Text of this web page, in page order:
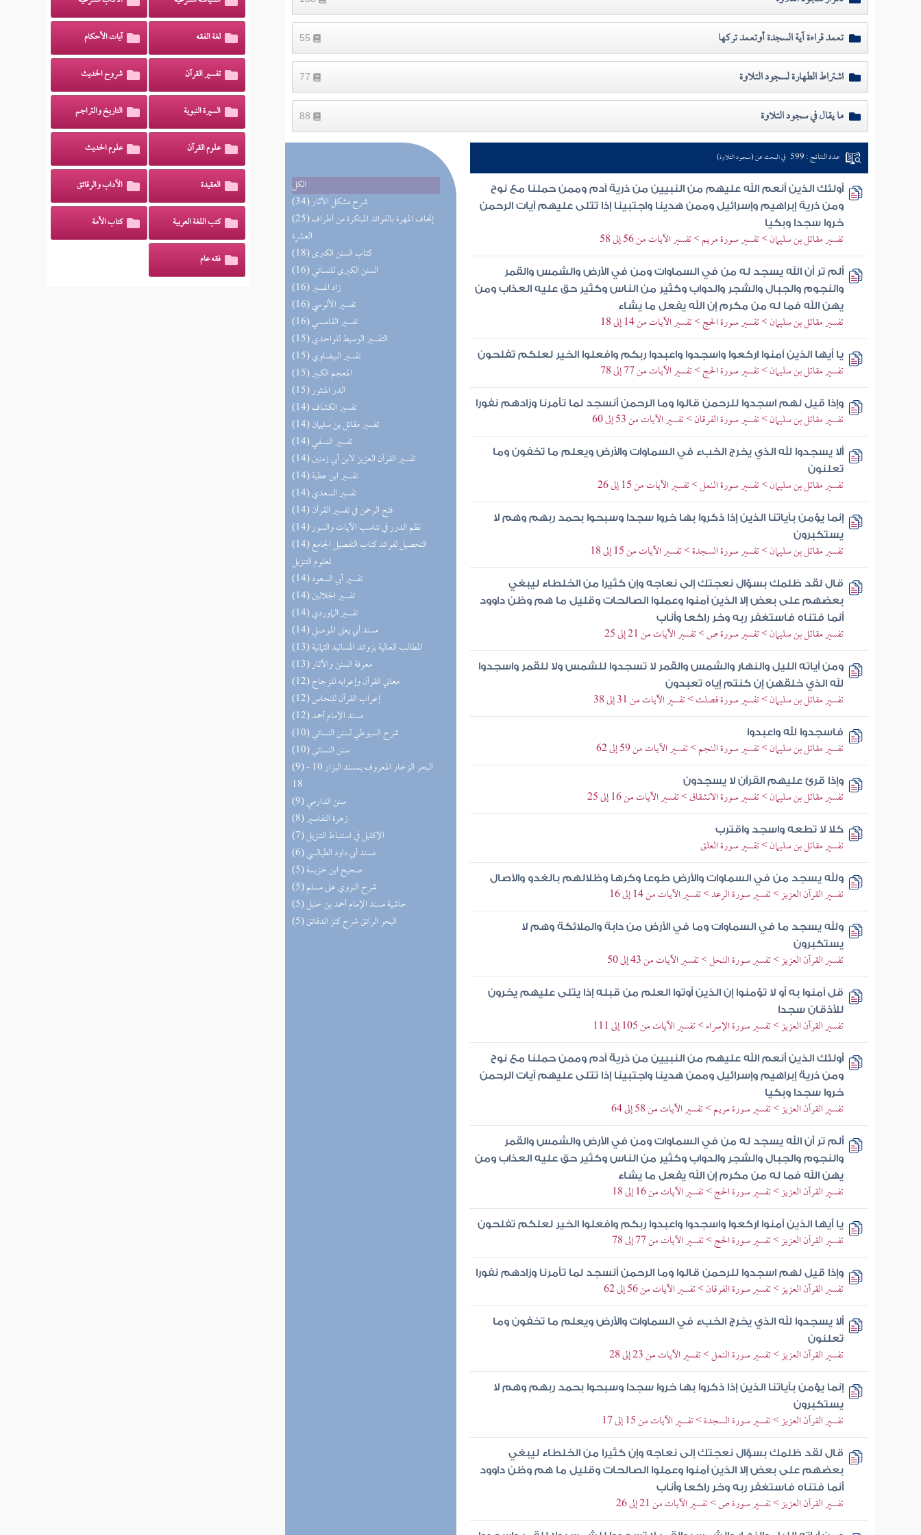
تعمد قراءة آية السجدة أوتعمد تركها
اشتراط الطهارة لسجود التلاوة
ما يقال في سجود التلاوة
الكل
(34) شرح مشكل الآثار
(25) إتحاف المهرة بالفوائد المبتكرة من أطراف
العشرة
(18) كتاب السنن الكبرى
(16) السنن الكبرى للنسائي
(16) زاد المسير
(16) تفسير الألوسي
(16) تفسير القاسمي
(15) التفسير الوسيط للواحدي
(15) تفسير البيضاوي
(15) المعجم الكبير
(15) الدر المنثور
(14) تفسير الكشاف
(14) تفسير مقاتل بن سليمان
(14) تفسير النسفي
(14) تفسير القرآن العزيز لابن أبي زمنين
(14) تفسير ابن عطية
(14) تفسير السعدي
(14) فتح الرحمن في تفسير القرآن
(14) نظم الدرر في تناسب الآيات والسور
(14) التحصيل لفوائد كتاب التفصيل الجامع
لعلوم التنزيل
(14) تفسير أبي السعود
(14) تفسير الجلالين
(14) تفسير الماوردي
(14) مسند أبي يعلى الموصلي
(13) المطالب العالية بزوائد المسانيد الثمانية
(13) معرفة السنن والآثار
(12) معاني القرآن وإعرابه للزجاج
(12) إعراب القرآن للنحاس
(12) مسند الإمام أحمد
(10) شرح السيوطي لسنن النسائي
(10) سنن النسائي
(9) البحر الزخار المعروف بمسند البزار 10 -
18
(9) سنن الدارمي
(8) زهرة التفاسير
(7) الإكليل في استنباط التنزيل
(6) مسند أبي داود الطيالسي
(5) صحيح ابن خزيمة
(5) شرح النووي على مسلم
(5) حاشية مسند الإمام أحمد بن حنبل
(5) البحر الرائق شرح كنز الدقائق
عدد النتائج : 599 في البحث عن (سجود التلاوة)
أولئك الذين أنعم الله عليهم من النبيين من ذرية آدم وممن حملنا مع نوح
ومن ذرية إبراهيم وإسرائيل وممن هدينا واجتبينا إذا تتلى عليهم آيات الرحمن
خروا سجدا وبكيا
تفسير مقاتل بن سليمان > تفسير سورة مريم > تفسير الآيات من 56 إلى 58
ألم تر أن الله يسجد له من في السماوات ومن في الأرض والشمس والقمر
والنجوم والجبال والشجر والدواب وكثير من الناس وكثير حق عليه العذاب ومن
يهن الله فما له من مكرم إن الله يفعل ما يشاء
تفسير مقاتل بن سليمان > تفسير سورة الحج > تفسير الآيات من 14 إلى 18
يا أيها الذين آمنوا اركعوا واسجدوا واعبدوا ربكم وافعلوا الخير لعلكم تفلحون
تفسير مقاتل بن سليمان > تفسير سورة الحج > تفسير الآيات من 77 إلى 78
وإذا قيل لهم اسجدوا للرحمن قالوا وما الرحمن أنسجد لما تأمرنا وزادهم نفورا
تفسير مقاتل بن سليمان > تفسير سورة الفرقان > تفسير الآيات من 53 إلى 60
ألا يسجدوا لله الذي يخرج الخبء في السماوات والأرض ويعلم ما تخفون وما
تعلنون
تفسير مقاتل بن سليمان > تفسير سورة النمل > تفسير الآيات من 15 إلى 26
إنما يؤمن بآياتنا الذين إذا ذكروا بها خروا سجدا وسبحوا بحمد ربهم وهم لا
يستكبرون
تفسير مقاتل بن سليمان > تفسير سورة السجدة > تفسير الآيات من 15 إلى 18
قال لقد ظلمك بسؤال نعجتك إلى نعاجه وإن كثيرا من الخلطاء ليبغي
بعضهم على بعض إلا الذين آمنوا وعملوا الصالحات وقليل ما هم وظن داوود
أنما فتناه فاستغفر ربه وخر راكعا وأناب
تفسير مقاتل بن سليمان > تفسير سورة ص > تفسير الآيات من 21 إلى 25
ومن آياته الليل والنهار والشمس والقمر لا تسجدوا للشمس ولا للقمر واسجدوا
لله الذي خلقهن إن كنتم إياه تعبدون
تفسير مقاتل بن سليمان > تفسير سورة فصلت > تفسير الآيات من 31 إلى 38
فاسجدوا لله واعبدوا
تفسير مقاتل بن سليمان > تفسير سورة النجم > تفسير الآيات من 59 إلى 62
وإذا قرئ عليهم القرآن لا يسجدون
تفسير مقاتل بن سليمان > تفسير سورة الانشقاق > تفسير الآيات من 16 إلى 25
كلا لا تطعه واسجد واقترب
تفسير مقاتل بن سليمان > تفسير سورة العلق
ولله يسجد من في السماوات والأرض طوعا وكرها وظلالهم بالغدو والآصال
تفسير القرآن العزيز > تفسير سورة الرعد > تفسير الآيات من 14 إلى 16
ولله يسجد ما في السماوات وما في الأرض من دابة والملائكة وهم لا
يستكبرون
تفسير القرآن العزيز > تفسير سورة النحل > تفسير الآيات من 43 إلى 50
قل آمنوا به أو لا تؤمنوا إن الذين أوتوا العلم من قبله إذا يتلى عليهم يخرون
للأذقان سجدا
تفسير القرآن العزيز > تفسير سورة الإسراء > تفسير الآيات من 105 إلى 111
أولئك الذين أنعم الله عليهم من النبيين من ذرية آدم وممن حملنا مع نوح
ومن ذرية إبراهيم وإسرائيل وممن هدينا واجتبينا إذا تتلى عليهم آيات الرحمن
خروا سجدا وبكيا
تفسير القرآن العزيز > تفسير سورة مريم > تفسير الآيات من 58 إلى 64
ألم تر أن الله يسجد له من في السماوات ومن في الأرض والشمس والقمر
والنجوم والجبال والشجر والدواب وكثير من الناس وكثير حق عليه العذاب ومن
يهن الله فما له من مكرم إن الله يفعل ما يشاء
تفسير القرآن العزيز > تفسير سورة الحج > تفسير الآيات من 16 إلى 18
يا أيها الذين آمنوا اركعوا واسجدوا واعبدوا ربكم وافعلوا الخير لعلكم تفلحون
تفسير القرآن العزيز > تفسير سورة الحج > تفسير الآيات من 77 إلى 78
وإذا قيل لهم اسجدوا للرحمن قالوا وما الرحمن أنسجد لما تأمرنا وزادهم نفورا
تفسير القرآن العزيز > تفسير سورة الفرقان > تفسير الآيات من 56 إلى 62
ألا يسجدوا لله الذي يخرج الخبء في السماوات والأرض ويعلم ما تخفون وما
تعلنون
تفسير القرآن العزيز > تفسير سورة النمل > تفسير الآيات من 23 إلى 28
إنما يؤمن بآياتنا الذين إذا ذكروا بها خروا سجدا وسبحوا بحمد ربهم وهم لا
يستكبرون
تفسير القرآن العزيز > تفسير سورة السجدة > تفسير الآيات من 15 إلى 17
قال لقد ظلمك بسؤال نعجتك إلى نعاجه وإن كثيرا من الخلطاء ليبغي
بعضهم على بعض إلا الذين آمنوا وعملوا الصالحات وقليل ما هم وظن داوود
أنما فتناه فاستغفر ربه وخر راكعا وأناب
تفسير القرآن العزيز > تفسير سورة ص > تفسير الآيات من 21 إلى 26
لغة الفقه آيات الأحكام
تفسير القرآن شروح الحديث
السيرة النبوية التاريخ والتراجم
علوم القرآن علوم الحديث
العقيدة الآداب والرقائق
كتب اللغة العربية كتاب الأمة
فقه عام